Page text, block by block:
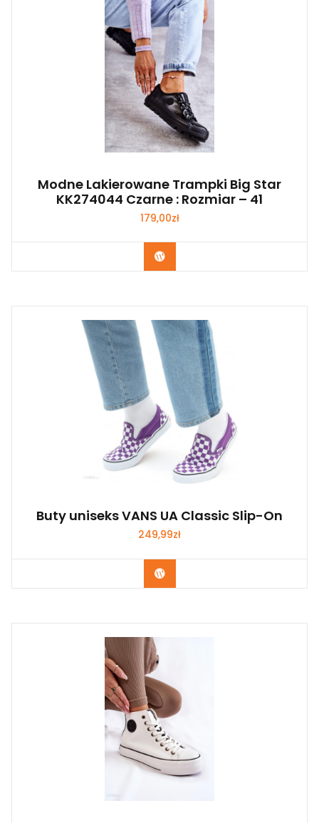
Modne Lakierowane Trampki Big Star
KK274044 Czarne : Rozmiar – 41
179,00zł
Kup Teraz
Buty uniseks VANS UA Classic Slip-On
249,99zł
Kup Teraz